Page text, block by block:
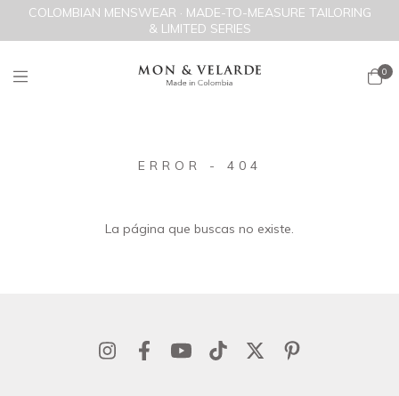
COLOMBIAN MENSWEAR · MADE-TO-MEASURE TAILORING
& LIMITED SERIES
0
ERROR - 404
La página que buscas no existe.